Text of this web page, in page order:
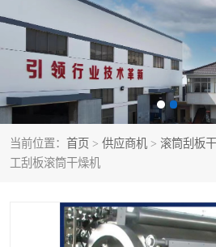
当前位置： 首页 > 供应商机 > 滚筒刮板
工刮板滚筒干燥机
单锥真空干燥机 双
气流干燥机 滚
干燥机 闪
桨叶干燥机 高
粗粉碎机 带